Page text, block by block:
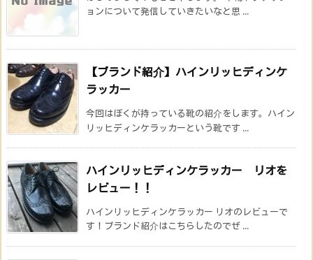
ョンについて発信していきたいなと思 ...
【ブランド紹介】ハインリッヒディンケ
ラッカー
今回はぼくが持っている靴の紹介をします。ハイン
リッヒディンケラッカーという靴です ...
ハインリッヒディンケラッカー リオを
レビュー！！
ハインリッヒディンケラッカー リオのレビューで
す！ブランド紹介はこちらしたのでぜ ...